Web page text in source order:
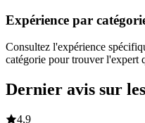
Expérience par
Consultez l'expérience
catégorie pour trouver l'expert
Dernier avis sur
4,9